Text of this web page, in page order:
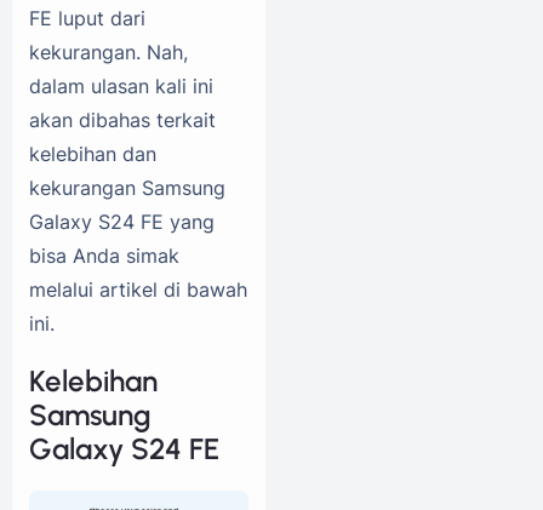
FE luput dari
kekurangan. Nah,
dalam ulasan kali ini
akan dibahas terkait
kelebihan dan
kekurangan Samsung
Galaxy S24 FE yang
bisa Anda simak
melalui artikel di bawah
ini.
Kelebihan
Samsung
Galaxy S24 FE